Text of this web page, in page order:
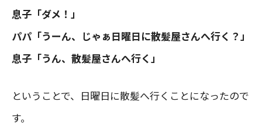
息子「ダメ！」
パパ「うーん、じゃぁ日曜日に散髪屋さんへ行く？」
息子「うん、散髪屋さんへ行く」
ということで、日曜日に散髪へ行くことになったので
す。